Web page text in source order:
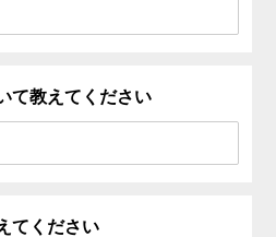
て教えてください
てください